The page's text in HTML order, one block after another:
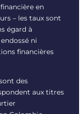
en
– les taux sont
égard à
ni
financières
des
aux titres